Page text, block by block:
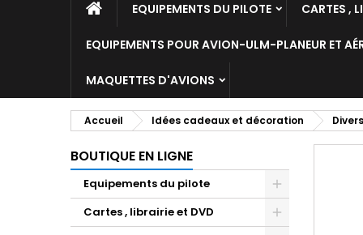
EQUIPEMENTS DU PILOTE CARTES ,
EQUIPEMENTS POUR AVION-ULM-PLANEUR ET
MAQUETTES D'AVIONS
Accueil Idées cadeaux et décoration
BOUTIQUE EN LIGNE
Equipements du pilote
Cartes , librairie et DVD